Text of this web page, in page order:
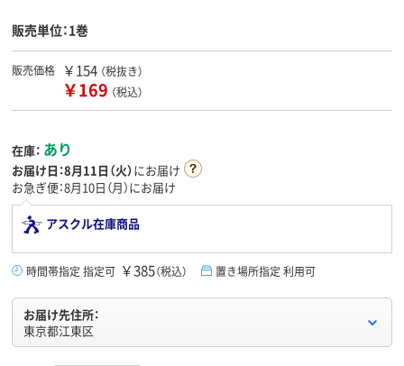
販売単位：1巻
販売価格 ￥154 （税抜き）
￥169 （税込）
在庫： あり
お届け日：8月11日（火）にお届け
お急ぎ便：8月10日（月）にお届け
アスクル在庫商品
時間帯指定 指定可 ￥385（税込） 置き場所指定 利用可
お届け先住所：
東京都江東区